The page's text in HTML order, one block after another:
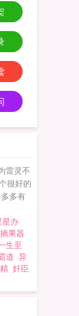
雷灵不
很好的
多有
星办
摘果器
生至
道 异
奸臣